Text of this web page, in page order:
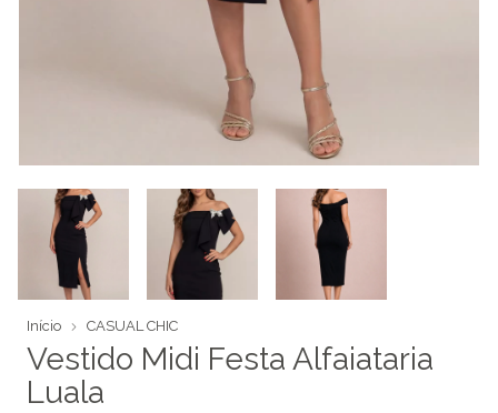
Início CASUAL CHIC
Vestido Midi Festa Alfaiataria
Luala